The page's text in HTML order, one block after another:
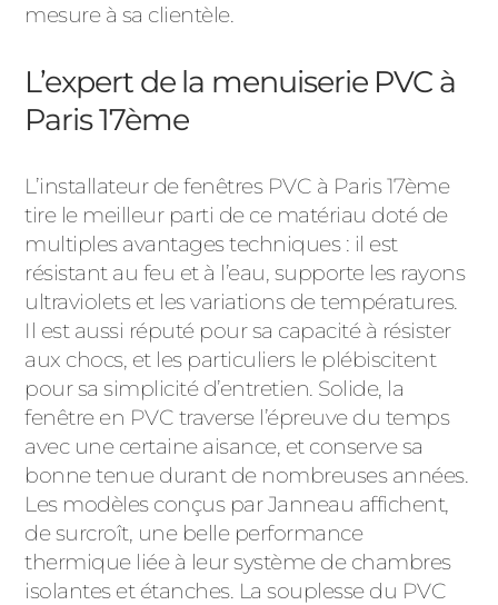
mesure à sa clientèle.
L’expert de la menuiserie PVC à
Paris 17ème
L’installateur de fenêtres PVC à Paris 17ème
tire le meilleur parti de ce matériau doté de
multiples avantages techniques : il est
résistant au feu et à l’eau, supporte les rayons
ultraviolets et les variations de températures.
Il est aussi réputé pour sa capacité à résister
aux chocs, et les particuliers le plébiscitent
pour sa simplicité d’entretien. Solide, la
fenêtre en PVC traverse l’épreuve du temps
avec une certaine aisance, et conserve sa
bonne tenue durant de nombreuses années.
Les modèles conçus par Janneau affichent,
de surcroît, une belle performance
thermique liée à leur système de chambres
isolantes et étanches. La souplesse du PVC